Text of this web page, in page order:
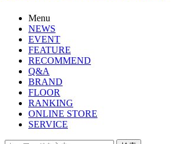
Menu
NEWS
EVENT
FEATURE
RECOMMEND
Q&A
BRAND
FLOOR
RANKING
ONLINE STORE
SERVICE